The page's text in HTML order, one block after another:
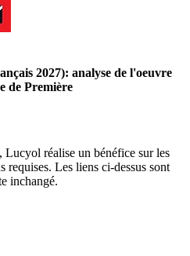
2027): analyse de l'oeuvre
de Première
Lucyol réalise un bénéfice sur les
requises. Les liens ci-dessus sont
inchangé.